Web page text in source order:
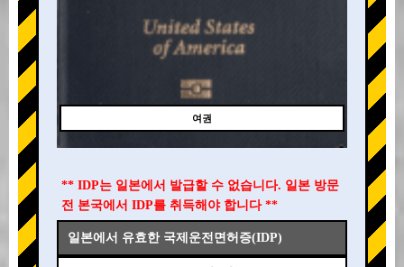
여권
** IDP는 일본에서 발급할 수 없습니다. 일본 방문
전 본국에서 IDP를 취득해야 합니다 **
일본에서 유효한 국제운전면허증(IDP)